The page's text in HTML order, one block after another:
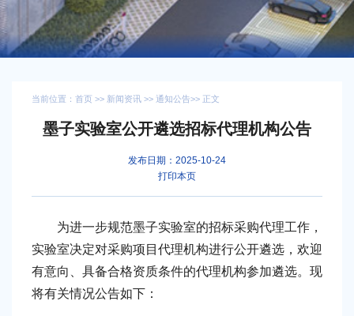
当前位置： 首页 >> 新闻资讯 >> 通知公告>> 正文
墨子实验室公开遴选招标代理机构公告
发布日期：2025-10-24
打印本页
为进一步规范墨子实验室的招标采购代理工作，
实验室决定对采购项目代理机构进行公开遴选，欢迎
有意向、具备合格资质条件的代理机构参加遴选。现
将有关情况公告如下：